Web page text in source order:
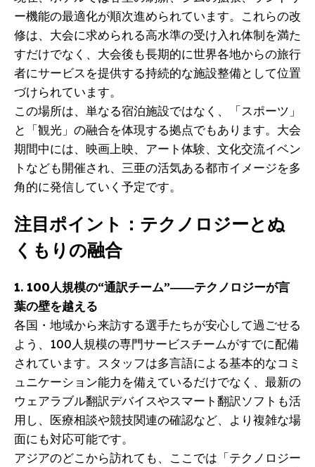
ー機能の最適化が順次進められています。これらの改
修は、大会に求められる高水準の受け入れ体制を満た
すだけでなく、大会後も長期的に世界各地からの旅行
者にサービスを提供する持続的な施設整備として位置
づけられています。
この場所は、単なる宿泊施設ではなく、「スポーツ」
と「観光」の融合を体現する拠点でもあります。大会
期間中には、映画上映、アート体験、文化交流イベン
トなども開催され、三亜の活気ある都市イメージを多
角的に発信していく予定です。
注目ポイント：テクノロジーとぬ
くもりの融合
1. 100人規模の“通訳チーム”――テクノロジーが言
葉の壁を越える
各国・地域から来訪する選手たちが安心して過ごせる
よう、100人規模の専門サービスチームがすでに配備
されています。スタッフは多言語による基本的なコミ
ュニケーション能力を備えているだけでなく、最新の
ウェアラブル翻訳デバイスやスマート翻訳ソフトも活
用し、医療相談や競技関連の確認など、より複雑な場
面にも対応可能です。
アジアのどこから訪れても、ここでは「テクノロジー